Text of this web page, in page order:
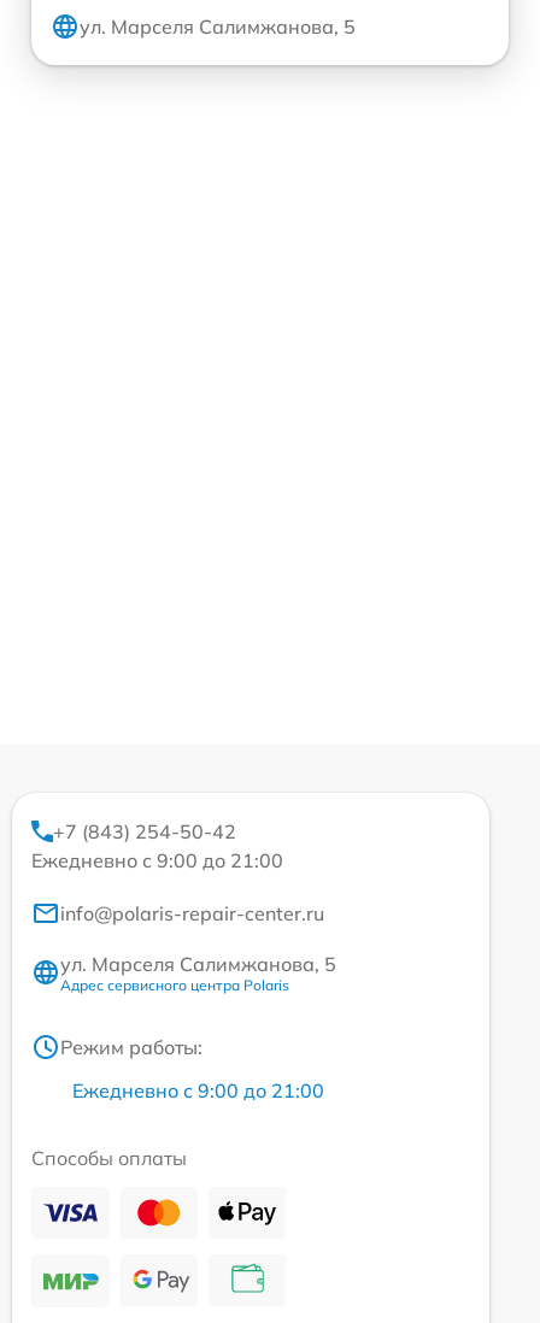
ул. Марселя Салимжанова, 5
+7 (843) 254-50-42
Ежедневно с 9:00 до 21:00
info@polaris-repair-center.ru
ул. Марселя Салимжанова, 5
Адрес сервисного центра Polaris
Режим работы:
Ежедневно с 9:00 до 21:00
Способы оплаты